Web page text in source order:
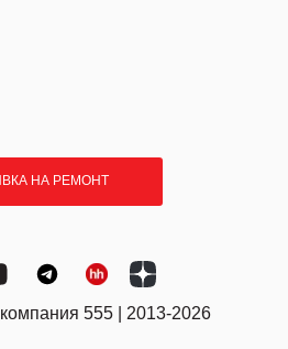
НА РЕМОНТ
555 | 2013-2026